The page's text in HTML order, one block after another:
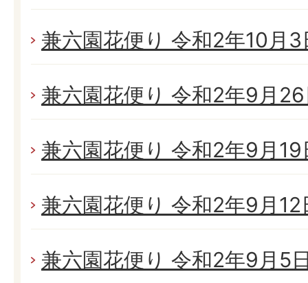
兼六園花便り 令和2年10月3
兼六園花便り 令和2年9月
兼六園花便り 令和2年9月
兼六園花便り 令和2年9月
兼六園花便り 令和2年9月5